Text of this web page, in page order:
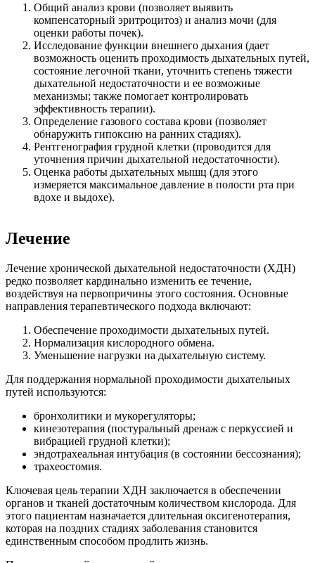
Общий анализ крови (позволяет выявить
компенсаторный эритроцитоз) и анализ мочи (для
оценки работы почек).
Исследование функции внешнего дыхания (дает
возможность оценить проходимость дыхательных путей,
состояние легочной ткани, уточнить степень тяжести
дыхательной недостаточности и ее возможные
механизмы; также помогает контролировать
эффективность терапии).
Определение газового состава крови (позволяет
обнаружить гипоксию на ранних стадиях).
Рентгенография грудной клетки (проводится для
уточнения причин дыхательной недостаточности).
Оценка работы дыхательных мышц (для этого
измеряется максимальное давление в полости рта при
вдохе и выдохе).
Лечение
Лечение хронической дыхательной недостаточности (ХДН)
редко позволяет кардинально изменить ее течение,
воздействуя на первопричины этого состояния. Основные
направления терапевтического подхода включают:
Обеспечение проходимости дыхательных путей.
Нормализация кислородного обмена.
Уменьшение нагрузки на дыхательную систему.
Для поддержания нормальной проходимости дыхательных
путей используются:
бронхолитики и мукорегуляторы;
кинезотерапия (постуральный дренаж с перкуссией и
вибрацией грудной клетки);
эндотрахеальная интубация (в состоянии бессознания);
трахеостомия.
Ключевая цель терапии ХДН заключается в обеспечении
органов и тканей достаточным количеством кислорода. Для
этого пациентам назначается длительная оксигенотерапия,
которая на поздних стадиях заболевания становится
единственным способом продлить жизнь.